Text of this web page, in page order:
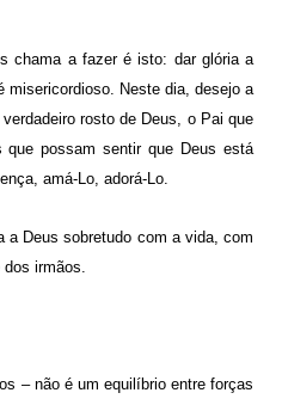
chama a fazer é isto: dar glória a
misericordioso. Neste dia, desejo a
rosto de Deus, o Pai que
possam sentir que Deus está
amá-Lo, adorá-Lo.
a Deus sobretudo com a vida, com
dos irmãos.
– não é um equilíbrio entre forças